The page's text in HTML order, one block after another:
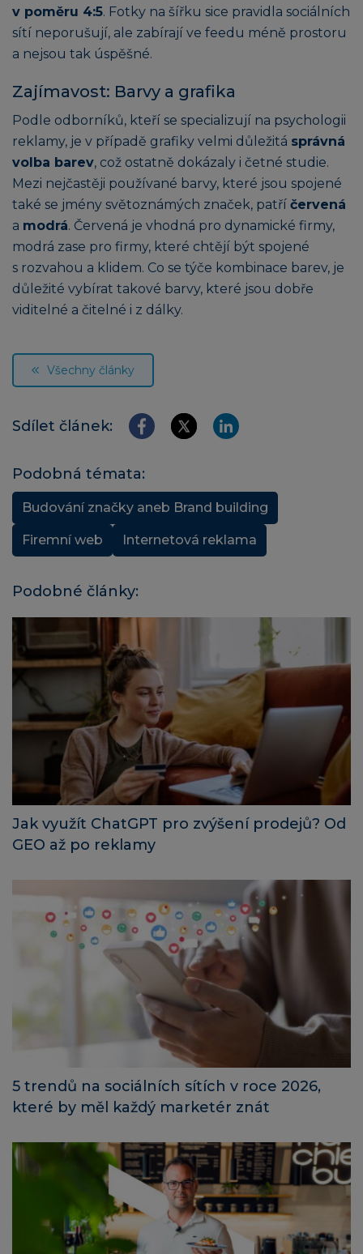
v poměru 4:5. Fotky na šířku sice pravidla sociálních
sítí neporušují, ale zabírají ve feedu méně prostoru
a nejsou tak úspěšné.
Zajímavost: Barvy a grafika
Podle odborníků, kteří se specializují na psychologii
reklamy, je v případě grafiky velmi důležitá správná
volba barev, což ostatně dokázaly i četné studie.
Mezi nejčastěji používané barvy, které jsou spojené
také se jmény světoznámých značek, patří červená
a modrá. Červená je vhodná pro dynamické firmy,
modrá zase pro firmy, které chtějí být spojené
s rozvahou a klidem. Co se týče kombinace barev, je
důležité vybírat takové barvy, které jsou dobře
viditelné a čitelné i z dálky.
Všechny články
Sdílet článek:
Podobná témata:
Budování značky aneb Brand building
Firemní web Internetová reklama
Podobné články:
Jak využít ChatGPT pro zvýšení prodejů? Od
GEO až po reklamy
5 trendů na sociálních sítích v roce 2026,
které by měl každý marketér znát